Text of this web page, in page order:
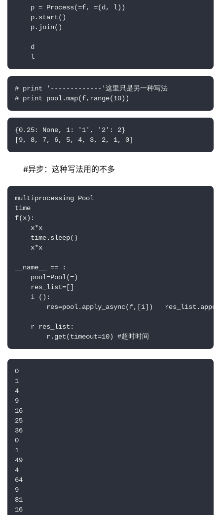
p = Process(=f, =(d, l))
p.start()
p.join()
d
l
# print '-------------'这里只是另一种写法
# print pool.map(f,range(10))
{0.25: None, 1: '1', '2': 2}
[9, 8, 7, 6, 5, 4, 3, 2, 1, 0]
#异步：这种写法用的不多
multiprocessing Pool
time
f(x):
x*x
time.sleep()
x*x
__name__ == :
pool=Pool(=)
res_list=[]
i ():
res=pool.apply_async(f,[i])
r res_list:
r.get(timeout=10) #超时时间
0
1
4
9
16
25
36
0
1
49
4
64
9
81
16